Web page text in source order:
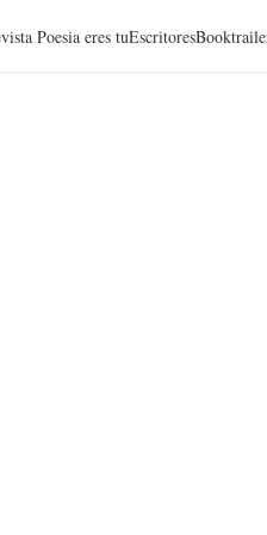
Poesia eres tuEscritores